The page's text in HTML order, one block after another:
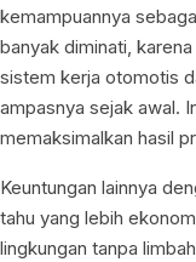
kemampuannya
banyak diminati,
sistem kerja otomotis
ampasnya sejak awal.
memaksimalkan hasil
Keuntungan lainnya
tahu yang lebih
lingkungan tanpa